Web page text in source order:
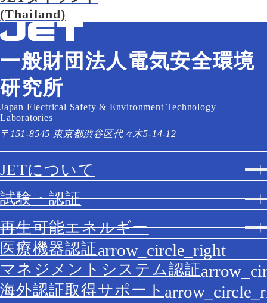
(Thailand)
一般財団法人電気安全環境
研究所
Japan Electrical Safety & Environment Technology
Laboratories
〒151-8545 東京都渋谷区代々木5-14-12
JETについて
試験・認証
再生可能エネルギー
医療機器認証
マネジメントシステム認証
海外認証取得サポート